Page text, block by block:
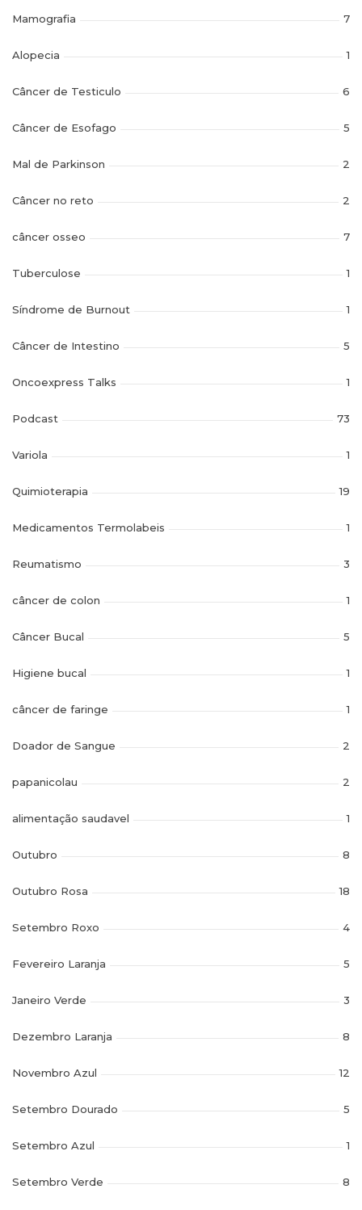
Mamografia 7
Alopecia 1
Câncer de Testiculo 6
Câncer de Esofago 5
Mal de Parkinson 2
Câncer no reto 2
câncer osseo 7
Tuberculose 1
Síndrome de Burnout 1
Câncer de Intestino 5
Oncoexpress Talks 1
Podcast 73
Variola 1
Quimioterapia 19
Medicamentos Termolabeis 1
Reumatismo 3
câncer de colon 1
Câncer Bucal 5
Higiene bucal 1
câncer de faringe 1
Doador de Sangue 2
papanicolau 2
alimentação saudavel 1
Outubro 8
Outubro Rosa 18
Setembro Roxo 4
Fevereiro Laranja 5
Janeiro Verde 3
Dezembro Laranja 8
Novembro Azul 12
Setembro Dourado 5
Setembro Azul 1
Setembro Verde 8